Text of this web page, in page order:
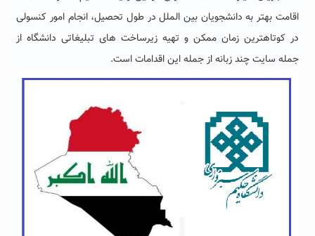
اقامت بهتر به دانشجویان بین الملل در طول تحصیل، انجام امور کنسولی
در کوتاهترین زمان ممکن و تهیه زیرساخت های تبلیغاتی دانشگاه از
جمله سایت چند زبانه از جمله این اقدامات است.